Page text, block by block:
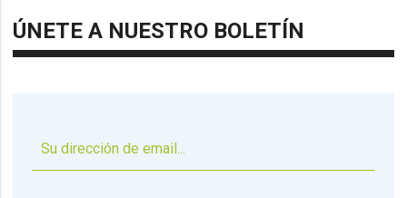
ÚNETE A NUESTRO BOLETÍN